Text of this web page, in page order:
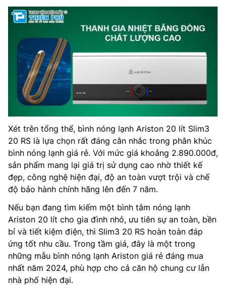
Xét trên tổng thể, bình nóng lạnh Ariston 20 lít Slim3
20 RS là lựa chọn rất đáng cân nhắc trong phân khúc
bình nóng lạnh giá rẻ. Với mức giá khoảng 2.890.000đ,
sản phẩm mang lại giá trị sử dụng cao nhờ thiết kế
đẹp, công nghệ hiện đại, độ an toàn vượt trội và chế
độ bảo hành chính hãng lên đến 7 năm.
Nếu bạn đang tìm kiếm một bình tắm nóng lạnh
Ariston 20 lít cho gia đình nhỏ, ưu tiên sự an toàn, bền
bỉ và tiết kiệm điện, thì Slim3 20 RS hoàn toàn đáp
ứng tốt nhu cầu. Trong tầm giá, đây là một trong
những mẫu bình nóng lạnh Ariston giá rẻ đáng mua
nhất năm 2024, phù hợp cho cả căn hộ chung cư lẫn
nhà phố hiện đại.